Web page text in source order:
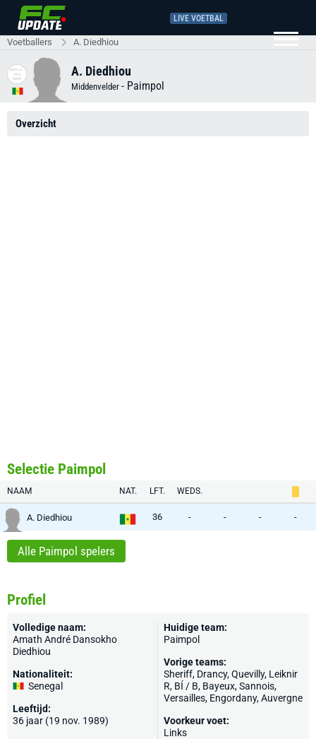
LIVE VOETBAL
Voetballers A. Diedhiou
A. Diedhiou
Middenvelder - Paimpol
Overzicht
Selectie Paimpol
NAAM NAT. LFT. WEDS.
A. Diedhiou 36 - - - -
Alle Paimpol spelers
Profiel
Volledige naam:
Amath André Dansokho
Diedhiou
Nationaliteit:
Senegal
Leeftijd:
36 jaar (19 nov. 1989)
Huidige team:
Paimpol
Vorige teams:
Sheriff, Drancy,Quevilly, Leiknir
R, BÍ / B, Bayeux,Sannois,
Versailles, Engordany,Auvergne
Voorkeur voet:
Links